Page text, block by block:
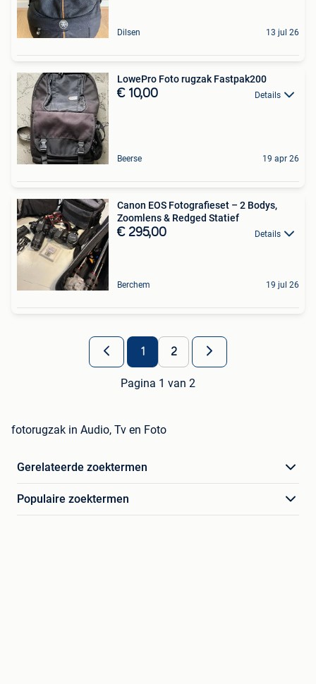
Dilsen 13 jul 26
LowePro Foto rugzak Fastpak200
€ 10,00 Details
Beerse 19 apr 26
Canon EOS Fotografieset – 2 Bodys,
Zoomlens & Redged Statief
€ 295,00 Details
Berchem 19 jul 26
1 2
Pagina 1 van 2
fotorugzak in Audio, Tv en Foto
Gerelateerde zoektermen
Populaire zoektermen